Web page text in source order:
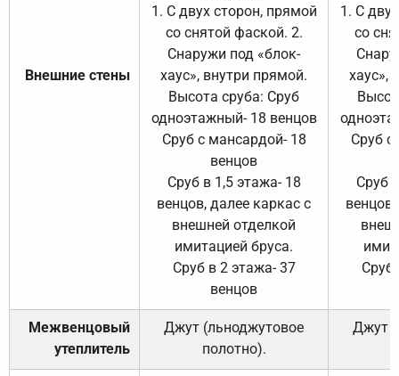
Внешние стены
1. С двух сторон, прямой
со снятой фаской. 2.
Снаружи под «блок-
хаус», внутри прямой.
Высота сруба: Сруб
одноэтажный- 18 венцов
Сруб с мансардой- 18
венцов
Сруб в 1,5 этажа- 18
венцов, далее каркас с
внешней отделкой
имитацией бруса.
Сруб в 2 этажа- 37
венцов
1. С
со
хаус»,
Сруб с
Сруб
Сруб
Межвенцовый
утеплитель
Джут (льноджутовое
полотно).
Джут